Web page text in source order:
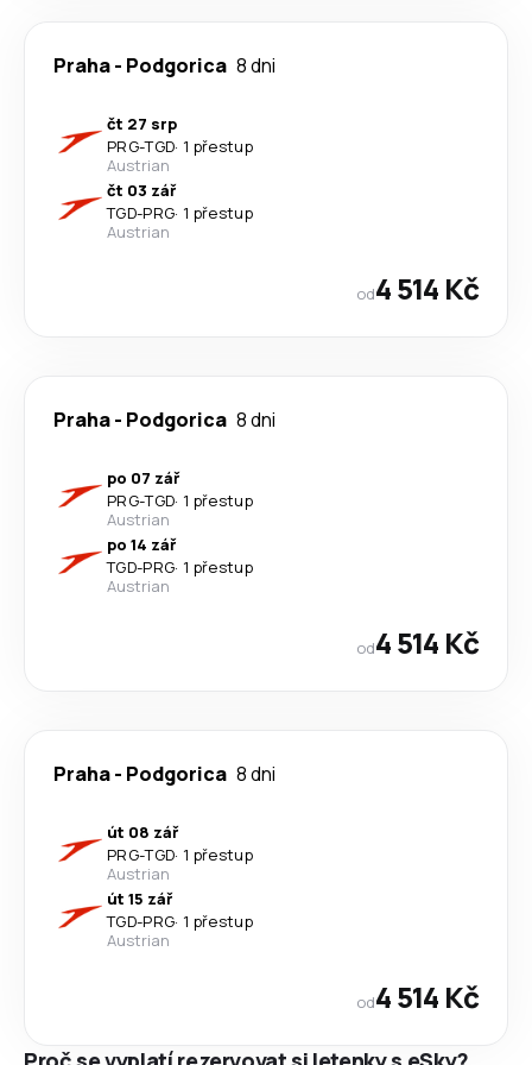
Praha- Podgorica 8 dni
čt 27 srp
PRG-TGD· 1 přestup
Austrian
čt 03 zář
TGD-PRG· 1 přestup
Austrian
od4 514 Kč
Praha- Podgorica 8 dni
po 07 zář
PRG-TGD· 1 přestup
Austrian
po 14 zář
TGD-PRG· 1 přestup
Austrian
od4 514 Kč
Praha- Podgorica 8 dni
út 08 zář
PRG-TGD· 1 přestup
Austrian
út 15 zář
TGD-PRG· 1 přestup
Austrian
od4 514 Kč